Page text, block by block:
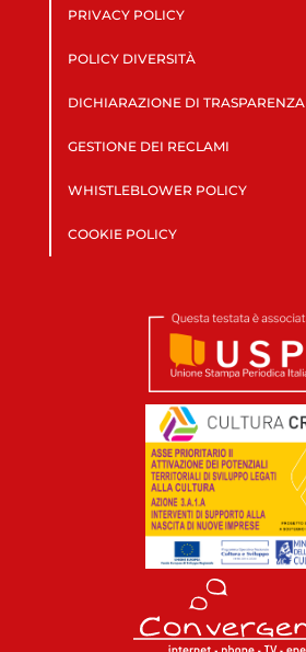
PRIVACY POLICY
POLICY DIVERSITÀ
DICHIARAZIONE DI TRASPARENZA
GESTIONE DEI RECLAMI
WHISTLEBLOWER POLICY
COOKIE POLICY